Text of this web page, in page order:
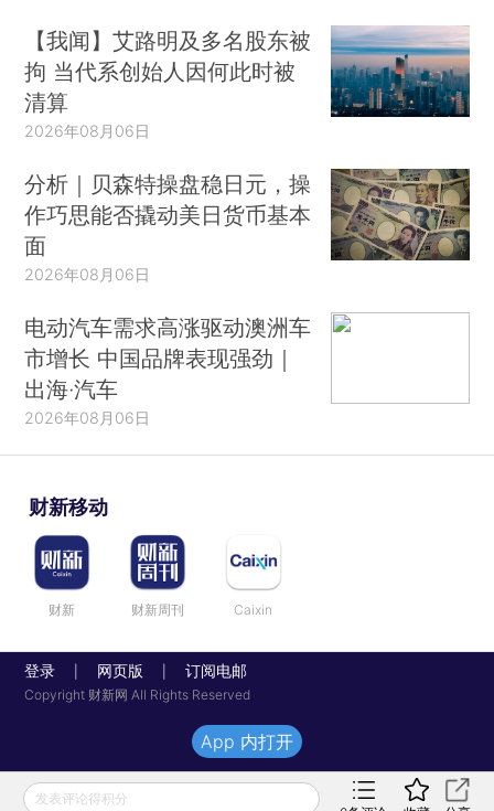
【我闻】艾路明及多名股东被
拘 当代系创始人因何此时被
清算
2026年08月06日
分析｜贝森特操盘稳日元，操
作巧思能否撬动美日货币基本
面
2026年08月06日
电动汽车需求高涨驱动澳洲车
市增长 中国品牌表现强劲｜
出海·汽车
2026年08月06日
财新移动
财新 财新周刊 Caixin
登录 网页版 订阅电邮
Copyright 财新网 All Rights Reserved
发表评论得积分
App 内打开